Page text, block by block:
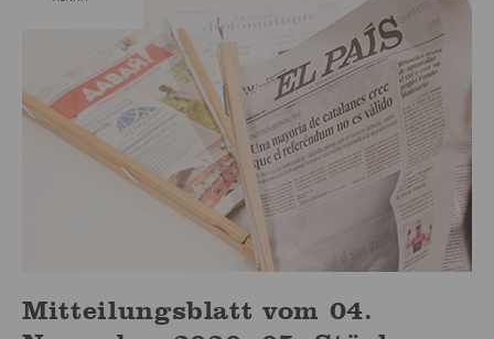
Mitteilungsblatt vom 04.